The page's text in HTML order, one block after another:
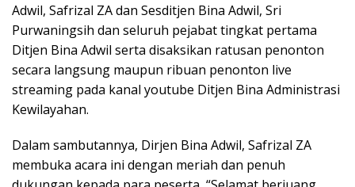
Adwil, Safrizal ZA dan Sesditjen Bina Adwil, Sri
Purwaningsih dan seluruh pejabat tingkat pertama
Ditjen Bina Adwil serta disaksikan ratusan penonton
secara langsung maupun ribuan penonton live
streaming pada kanal youtube Ditjen Bina Administrasi
Kewilayahan.
Dalam sambutannya, Dirjen Bina Adwil, Safrizal ZA
membuka acara ini dengan meriah dan penuh